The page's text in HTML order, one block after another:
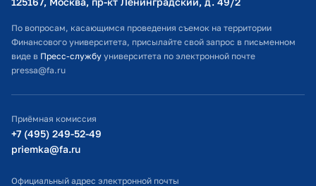
Расписание занятий
Студенческий офис
Официальный адрес электронной почты
Министерство просвещения РФ
Министерство науки и высшего образования РФ
По вопросам, касающимся проведения съемок на территории
Финансового университета, присылайте свой запрос в письменном
виде в Пресс-службу университета по электронной почте
pressa@fa.ru
Приёмная комиссия
+7 (495) 249-52-49
priemka@fa.ru
Официальный адрес электронной почты